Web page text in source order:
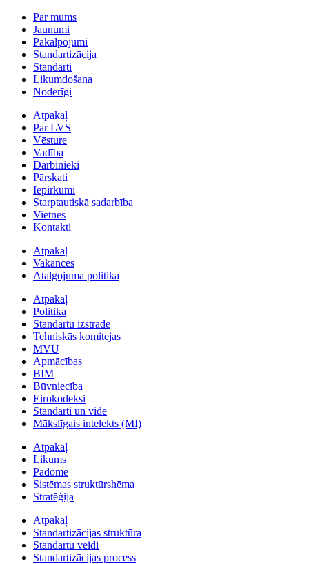
Par mums
Jaunumi
Pakalpojumi
Standartizācija
Standarti
Likumdošana
Noderīgi
Atpakaļ
Par LVS
Vēsture
Vadība
Darbinieki
Pārskati
Iepirkumi
Starptautiskā sadarbība
Vietnes
Kontakti
Atpakaļ
Vakances
Atalgojuma politika
Atpakaļ
Politika
Standartu izstrāde
Tehniskās komitejas
MVU
Apmācības
BIM
Būvniecība
Eirokodeksi
Standarti un vide
Mākslīgais intelekts (MI)
Atpakaļ
Likums
Padome
Sistēmas struktūrshēma
Stratēģija
Atpakaļ
Standartizācijas struktūra
Standartu veidi
Standartizācijas process